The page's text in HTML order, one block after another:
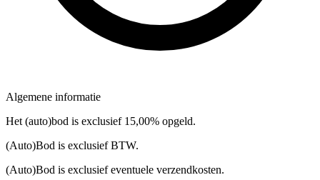
Algemene informatie
Het (auto)bod is exclusief 15,00% opgeld.
(Auto)Bod is exclusief BTW.
(Auto)Bod is exclusief eventuele verzendkosten.